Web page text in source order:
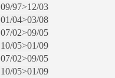
09/97>12/03
01/04>03/08
07/02>09/05
10/05>01/09
07/02>09/05
10/05>01/09